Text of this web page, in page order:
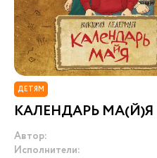
ДЕТЯМ
КАЛЕНДАРЬ МА(Й)Я
Автор:
Исполнители: